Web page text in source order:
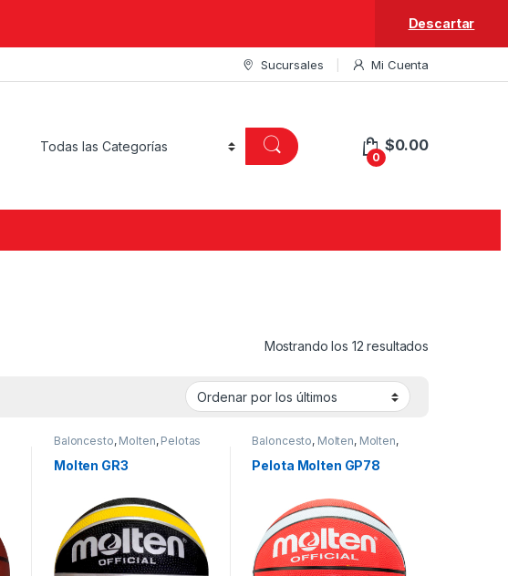
Descartar
Sucursales Mi Cuenta
0
$0.00
Mostrando los 12 resultados
Baloncesto, Molten, Pelotas
Molten GR3
Baloncesto, Molten, Molten,
Pelotas baloncesto
Pelota Molten GP78